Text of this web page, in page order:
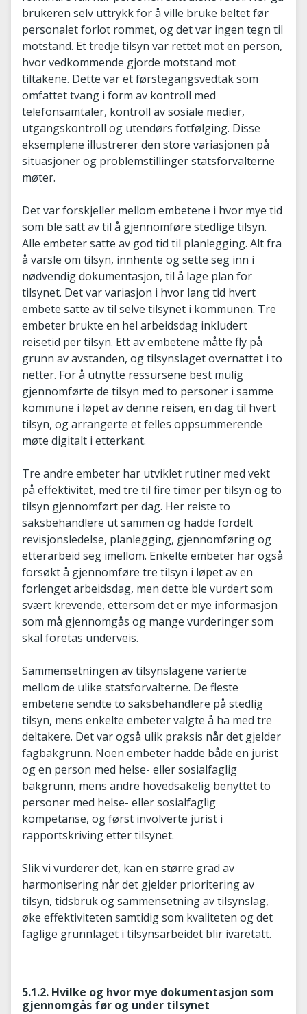
brukeren selv uttrykk for å ville bruke beltet før
personalet forlot rommet, og det var ingen tegn til
motstand. Et tredje tilsyn var rettet mot en person,
hvor vedkommende gjorde motstand mot
tiltakene. Dette var et førstegangsvedtak som
omfattet tvang i form av kontroll med
telefonsamtaler, kontroll av sosiale medier,
utgangskontroll og utendørs fotfølging. Disse
eksemplene illustrerer den store variasjonen på
situasjoner og problemstillinger statsforvalterne
møter.
Det var forskjeller mellom embetene i hvor mye tid
som ble satt av til å gjennomføre stedlige tilsyn.
Alle embeter satte av god tid til planlegging. Alt fra
å varsle om tilsyn, innhente og sette seg inn i
nødvendig dokumentasjon, til å lage plan for
tilsynet. Det var variasjon i hvor lang tid hvert
embete satte av til selve tilsynet i kommunen. Tre
embeter brukte en hel arbeidsdag inkludert
reisetid per tilsyn. Ett av embetene måtte fly på
grunn av avstanden, og tilsynslaget overnattet i to
netter. For å utnytte ressursene best mulig
gjennomførte de tilsyn med to personer i samme
kommune i løpet av denne reisen, en dag til hvert
tilsyn, og arrangerte et felles oppsummerende
møte digitalt i etterkant.
Tre andre embeter har utviklet rutiner med vekt
på effektivitet, med tre til fire timer per tilsyn og to
tilsyn gjennomført per dag. Her reiste to
saksbehandlere ut sammen og hadde fordelt
revisjonsledelse, planlegging, gjennomføring og
etterarbeid seg imellom. Enkelte embeter har også
forsøkt å gjennomføre tre tilsyn i løpet av en
forlenget arbeidsdag, men dette ble vurdert som
svært krevende, ettersom det er mye informasjon
som må gjennomgås og mange vurderinger som
skal foretas underveis.
Sammensetningen av tilsynslagene varierte
mellom de ulike statsforvalterne. De fleste
embetene sendte to saksbehandlere på stedlig
tilsyn, mens enkelte embeter valgte å ha med tre
deltakere. Det var også ulik praksis når det gjelder
fagbakgrunn. Noen embeter hadde både en jurist
og en person med helse- eller sosialfaglig
bakgrunn, mens andre hovedsakelig benyttet to
personer med helse- eller sosialfaglig
kompetanse, og først involverte jurist i
rapportskriving etter tilsynet.
Slik vi vurderer det, kan en større grad av
harmonisering når det gjelder prioritering av
tilsyn, tidsbruk og sammensetning av tilsynslag,
øke effektiviteten samtidig som kvaliteten og det
faglige grunnlaget i tilsynsarbeidet blir ivaretatt.
5.1.2. Hvilke og hvor mye dokumentasjon som
gjennomgås før og under tilsynet